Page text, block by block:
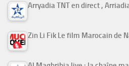
Arryadia TNT en direct ,